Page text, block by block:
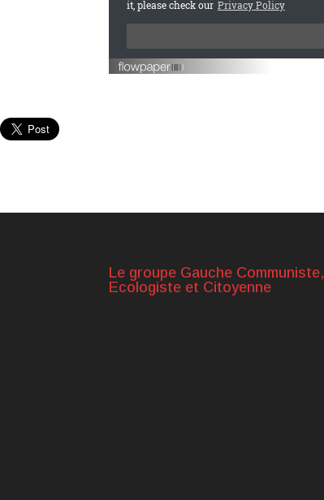
Le groupe Gauche Communiste,
Ecologiste et Citoyenne